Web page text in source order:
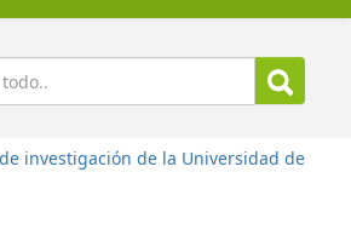
investigación de la Universidad de